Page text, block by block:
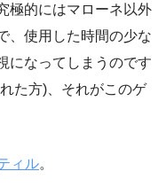
極的にはマローネ以外
、使用した時間の少な
になってしまうのです
た方)、それがこのゲ
ィル。